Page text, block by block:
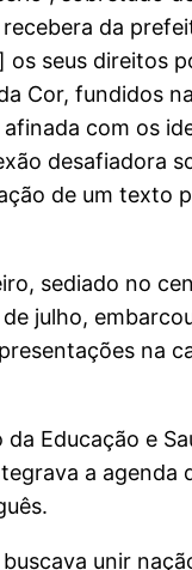
da
os seus direitos
Cor, fundidos
com os
desafiadora
de um texto
sediado no
julho,
na
Educação e
a agenda
unir